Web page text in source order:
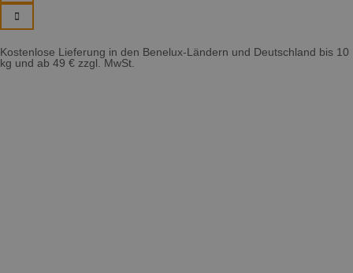
Kostenlose Lieferung in den Benelux-Ländern und Deutschland bis 10
kg und ab 49 € zzgl. MwSt.